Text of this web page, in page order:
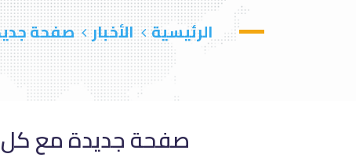
الرئيسية الأخبار صفحة
صفحة جديدة مع كل